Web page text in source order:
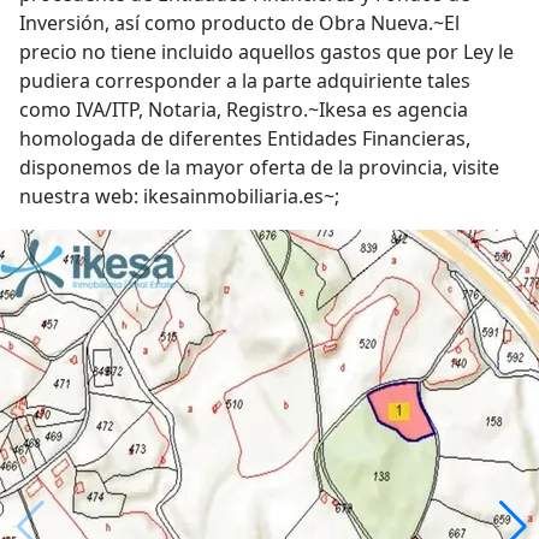
Inversión, así como producto de Obra Nueva.~El
precio no tiene incluido aquellos gastos que por Ley le
pudiera corresponder a la parte adquiriente tales
como IVA/ITP, Notaria, Registro.~Ikesa es agencia
homologada de diferentes Entidades Financieras,
disponemos de la mayor oferta de la provincia, visite
nuestra web: ikesainmobiliaria.es~;